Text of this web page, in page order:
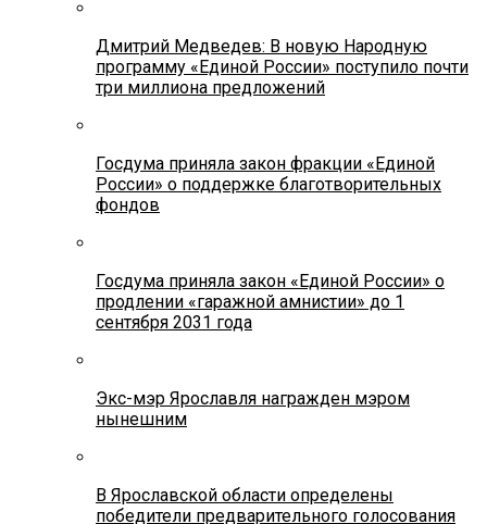
Дмитрий Медведев: В новую Народную
программу «Единой России» поступило почти
три миллиона предложений
Госдума приняла закон фракции «Единой
России» о поддержке благотворительных
фондов
Госдума приняла закон «Единой России» о
продлении «гаражной амнистии» до 1
сентября 2031 года
Экс-мэр Ярославля награжден мэром
нынешним
В Ярославской области определены
победители предварительного голосования